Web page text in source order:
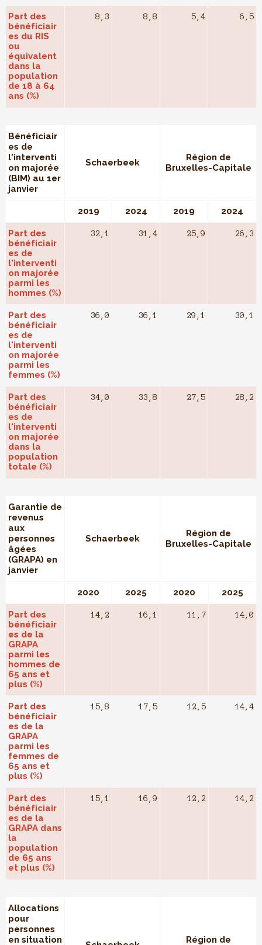
Part des
bénéficiair
es du RIS
ou
équivalent
dans la
population
de 18 à 64
ans (%)
8,3 8,8 5,4 6,5
Bénéficiair
es de
l'interventi
on majorée
(BIM) au 1er
janvier
Schaerbeek
Région de
Bruxelles-Capitale
2019 2024 2019 2024
Part des
bénéficiair
es de
l'interventi
on majorée
parmi les
hommes (%)
32,1 31,4 25,9 26,3
Part des
bénéficiair
es de
l'interventi
on majorée
parmi les
femmes (%)
36,0 36,1 29,1 30,1
Part des
bénéficiair
es de
l'interventi
on majorée
dans la
population
totale (%)
34,0 33,8 27,5 28,2
Garantie de
revenus
aux
personnes
âgées
(GRAPA) en
janvier
Schaerbeek
Région de
Bruxelles-Capitale
2020 2025 2020 2025
Part des
bénéficiair
es de la
GRAPA
parmi les
hommes de
65 ans et
plus (%)
14,2 16,1 11,7 14,0
Part des
bénéficiair
es de la
GRAPA
parmi les
femmes de
65 ans et
plus (%)
15,8 17,5 12,5 14,4
Part des
bénéficiair
es de la
GRAPA dans
la
population
de 65 ans
et plus (%)
15,1 16,9 12,2 14,2
Allocations
pour
personnes
en situation
Région de